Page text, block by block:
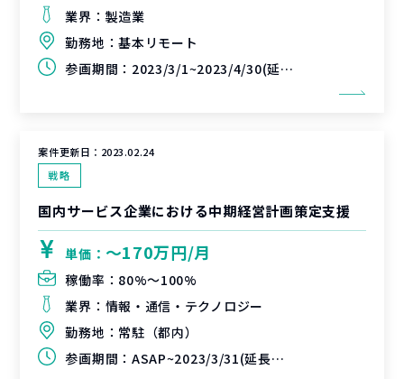
業界： 製造業
勤務地：基本リモート
参画期間： 2023/3/1~2023/4/30(延長可能性あり)
案件更新日： 2023.02.24
戦略
国内サービス企業における中期経営計画策定支援
単価： 〜170万円/月
稼働率： 80%〜100%
業界： 情報・通信・テクノロジー
勤務地： 常駐（都内）
参画期間： ASAP~2023/3/31(延長可能性あり)